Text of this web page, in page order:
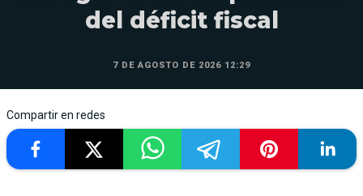
del déficit fiscal
7 DE AGOSTO DE 2026 12:29
Compartir en redes